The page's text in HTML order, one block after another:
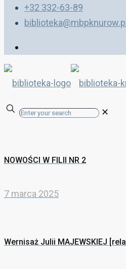
+32 332-63-89
biblioteka@mbpknurow.pl
✕
NOWOŚCI W FILII NR 2
7 marca 2025
Wernisaż Julii MAJEWSKIEJ